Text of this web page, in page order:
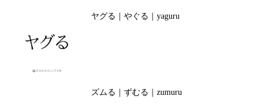
ヤグる｜やぐる｜yaguru
ズムる｜ずむる｜zumuru